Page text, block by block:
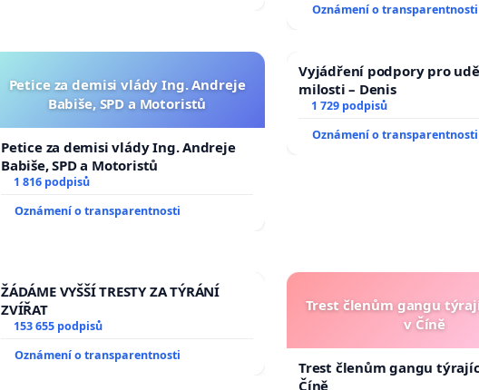
Oznámení o transparentnosti
Petice za demisi vlády Ing. Andreje
Babiše, SPD a Motoristů
Petice za demisi vlády Ing. Andreje
Babiše, SPD a Motoristů
1 816 podpisů
Oznámení o transparentnosti
Vyjádření podpory pro
milosti – Denis
1 729 podpisů
Oznámení o transparentnosti
ŽÁDÁME VYŠŠÍ TRESTY ZA TÝRÁNÍ
ZVÍŘAT
153 655 podpisů
Oznámení o transparentnosti
Trest členům gangu
v Číně
Trest členům gangu
Číně